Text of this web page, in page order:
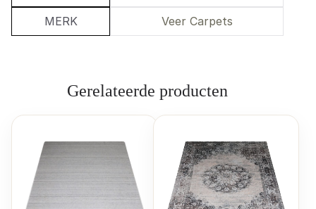
MERK Veer Carpets
Gerelateerde producten